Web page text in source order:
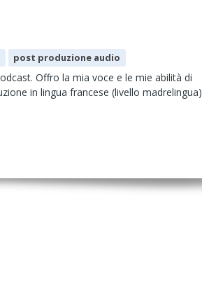
post produzione audio
Offro la mia voce e le mie abilità di
in lingua francese (livello madrelingua)